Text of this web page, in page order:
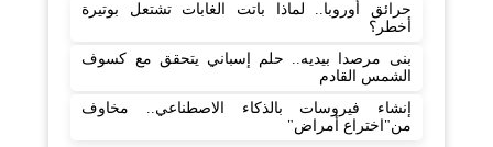
حرائق أوروبا.. لماذا باتت الغابات تشتعل بوتيرة
أخطر؟
بنى مرصدا بيديه.. حلم إسباني يتحقق مع كسوف
الشمس القادم
إنشاء فيروسات بالذكاء الاصطناعي.. مخاوف
من"اختراع أمراض"